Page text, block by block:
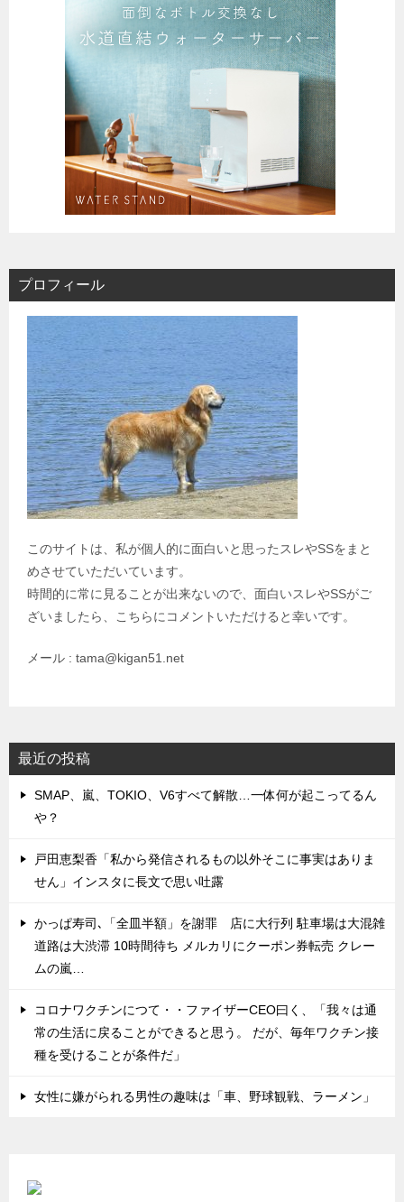
プロフィール
このサイトは、私が個人的に面白いと思ったスレやSSをまと
めさせていただいています。
時間的に常に見ることが出来ないので、面白いスレやSSがご
ざいましたら、こちらにコメントいただけると幸いです。
メール : tama@kigan51.net
最近の投稿
SMAP、嵐、TOKIO、V6すべて解散…一体何が起こってるん
や？
戸田恵梨香「私から発信されるもの以外そこに事実はありま
せん」インスタに長文で思い吐露
かっぱ寿司､「全皿半額」を謝罪 店に大行列 駐車場は大混雑
道路は大渋滞 10時間待ち メルカリにクーポン券転売 クレー
ムの嵐…
コロナワクチンにつて・・ファイザーCEO曰く、「我々は通
常の生活に戻ることができると思う。 だが、毎年ワクチン接
種を受けることが条件だ」
女性に嫌がられる男性の趣味は「車、野球観戦、ラーメン」